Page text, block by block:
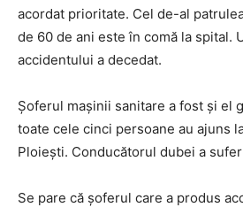
acordat prioritate. Cel de-al
de 60 de ani este în comă la spital.
accidentului a decedat.
Șoferul mașinii sanitare a fost și el
toate cele cinci persoane au ajuns
Ploiești. Conducătorul dubei a
Se pare că șoferul care a produs